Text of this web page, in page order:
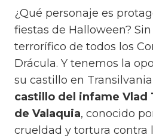
¿Qué personaje es
fiestas de Halloween?
terrorífico de todos los
Drácula. Y tenemos la
su castillo en
castillo del infame Vlad
de Valaquia, conocido
crueldad y tortura contra